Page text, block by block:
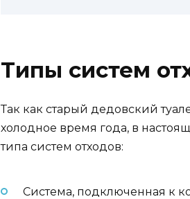
Типы систем
Так как старый дедовский
холодное время года, в
типа систем отходов:
Система, подключенная к